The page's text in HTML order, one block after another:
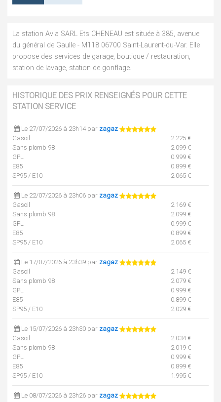
La station Avia SARL Ets CHENEAU est située à 385, avenue
du général de Gaulle - M118 06700 Saint-Laurent-du-Var. Elle
propose des services de garage, boutique / restauration,
station de lavage, station de gonflage.
HISTORIQUE DES PRIX RENSEIGNÉS POUR CETTE
STATION SERVICE
Le 27/07/2026 à 23h14 par zagaz
Gasoil
2.225 €
Sans plomb 98
2.099 €
GPL
0.999 €
E85
0.899 €
SP95 / E10
2.065 €
Le 22/07/2026 à 23h06 par zagaz
Gasoil
2.169 €
Sans plomb 98
2.099 €
GPL
0.999 €
E85
0.899 €
SP95 / E10
2.065 €
Le 17/07/2026 à 23h39 par zagaz
Gasoil
2.149 €
Sans plomb 98
2.079 €
GPL
0.999 €
E85
0.899 €
SP95 / E10
2.029 €
Le 15/07/2026 à 23h30 par zagaz
Gasoil
2.034 €
Sans plomb 98
2.019 €
GPL
0.999 €
E85
0.899 €
SP95 / E10
1.995 €
Le 08/07/2026 à 23h26 par zagaz